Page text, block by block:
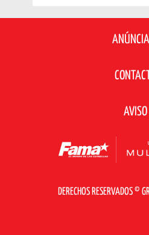
AVISO
DERECHOS RESERVADOS ©